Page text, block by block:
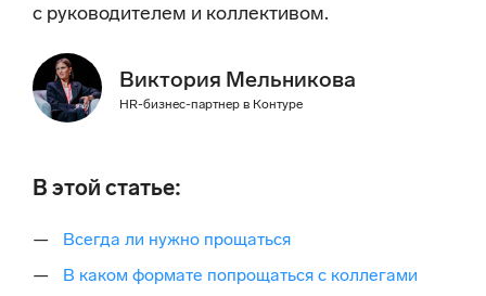
с руководителем и коллективом.
Виктория Мельникова
HR-бизнес-партнер в Контуре
В этой статье:
Всегда ли нужно прощаться
В каком формате попрощаться с коллегами